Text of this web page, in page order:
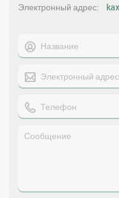
Электронный адрес